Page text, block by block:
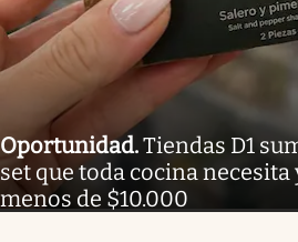
Oportunidad.Tiendas D1
set que toda cocina
menos de $10.000